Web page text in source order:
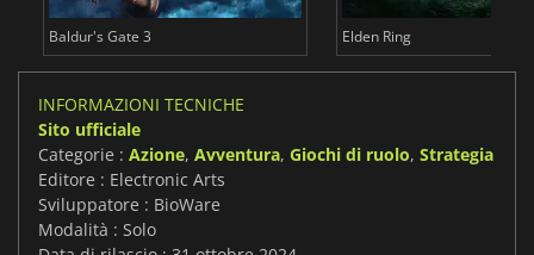
Baldur's Gate 3 Elden Ring
INFORMAZIONI TECNICHE
Sito ufficiale
Categorie : Azione, Avventura, Giochi di ruolo, Strategia
Editore : Electronic Arts
Sviluppatore : BioWare
Modalità : Solo